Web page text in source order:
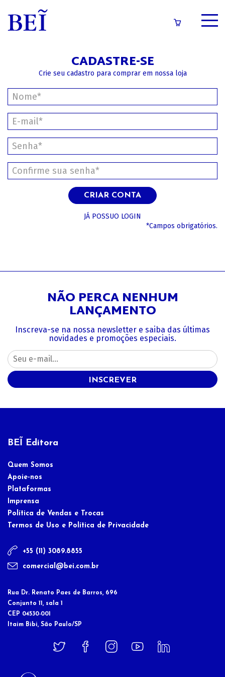
CONTEÚDOS
IMPRENSA
CADASTRE-SE
Crie seu cadastro para comprar em nossa loja
CRIAR CONTA
JÁ POSSUO LOGIN
*Campos obrigatórios.
NÃO PERCA NENHUM
LANÇAMENTO
Inscreva-se na nossa newsletter e saiba das últimas
novidades e promoções especiais.
INSCREVER
BEĨ Editora
Quem Somos
Apoie-nos
Plataformas
Imprensa
Política de Vendas e Trocas
Termos de Uso e Política de Privacidade
+55 (11) 3089.8855
comercial@bei.com.br
Rua Dr. Renato Paes de Barros, 696
Conjunto 11, sala 1
CEP 04530-001
Itaim Bibi, São Paulo/SP